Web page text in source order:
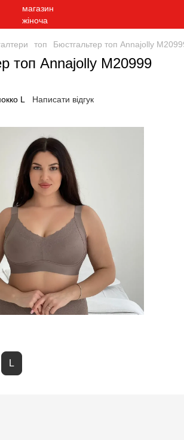
топ Бюстгальтер топ Annajolly
топ Annajolly M20999
L Написати відгук
L